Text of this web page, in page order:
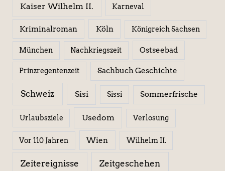
Kaiser Wilhelm II. Karneval
Kriminalroman Köln Königreich Sachsen
München Nachkriegszeit Ostseebad
Prinzregentenzeit Sachbuch Geschichte
Schweiz Sisi Sissi Sommerfrische
Urlaubsziele Usedom Verlosung
Vor 110 Jahren Wien Wilhelm II.
Zeitereignisse Zeitgeschehen